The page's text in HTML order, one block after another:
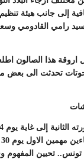
إلى جانب هيئة
رامي القادومي
اروقة هذا الصالون
تحدثت الى بعض
يتواصل
للمسرح